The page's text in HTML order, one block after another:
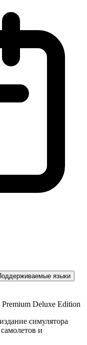
языки
Deluxe Edition
симулятора
и